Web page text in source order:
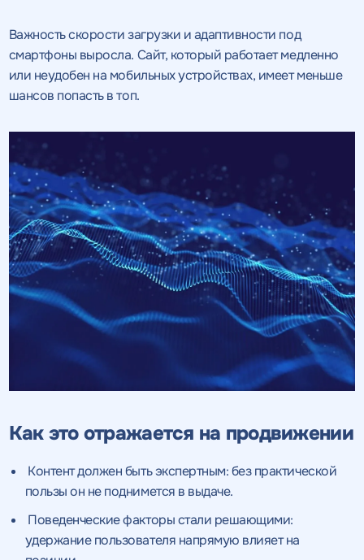
Важность скорости загрузки и адаптивности под
смартфоны выросла. Сайт, который работает медленно
или неудобен на мобильных устройствах, имеет меньше
шансов попасть в топ.
Как это отражается на продвижении
Контент должен быть экспертным: без практической
пользы он не поднимется в выдаче.
Поведенческие факторы стали решающими:
удержание пользователя напрямую влияет на